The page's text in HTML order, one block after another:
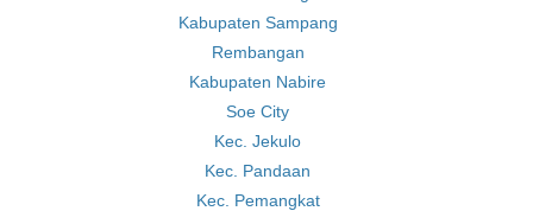
Kabupaten Sampang
Rembangan
Kabupaten Nabire
Soe City
Kec. Jekulo
Kec. Pandaan
Kec. Pemangkat